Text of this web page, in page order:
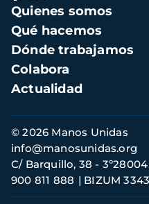
Navegación
principal
Quienes somos
Qué hacemos
Dónde trabajamos
Colabora
Actualidad
Información
de
contacto
© 2026 Manos Unidas
C/ Barquillo, 38 -
900 811 888
BIZUM
info@manosunidas.org